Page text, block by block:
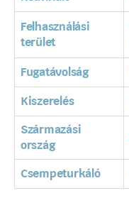
Felhasználási
terület
Fugatávolság
Kiszerelés
Származási
ország
Csempeturkáló